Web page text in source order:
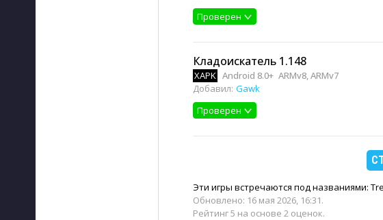
Проверен
Кладоискатель 1.148
XAPK Android 8.0+ ARMv8, ARMv7
Добавил: Gawk
Проверен
Эти игры встречаются под названиями:
Обновлено: 16 мая 2026, 16:31.
Рейтинг 5 на основе 2 оценок.